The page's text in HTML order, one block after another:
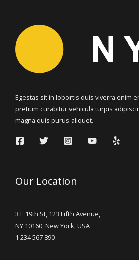
Egestas sit in lobortis duis viverra enim
pretium curabitur vehicula turpis
magna quis purus aliquet.
Our Location
3 E 19th St, 123 Fifth Avenue,
NY 10160, New York, USA
1 234 567 890